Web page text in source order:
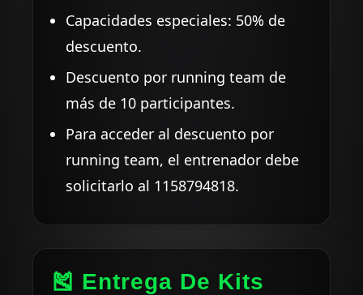
Capacidades especiales: 50% de
descuento.
Descuento por running team de
más de 10 participantes.
Para acceder al descuento por
running team, el entrenador debe
solicitarlo al 1158794818.
🎽 Entrega De Kits